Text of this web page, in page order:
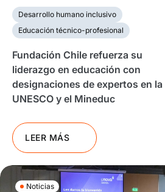
Desarrollo humano inclusivo
Educación técnico-profesional
Fundación Chile refuerza su
liderazgo en educación con
designaciones de expertos en la
UNESCO y el Mineduc
LEER MÁS
Noticias